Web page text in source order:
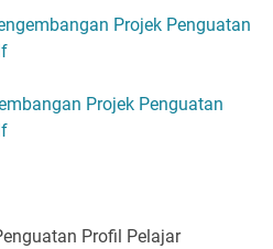
Projek Penguatan
Projek Penguatan
Profil Pelajar